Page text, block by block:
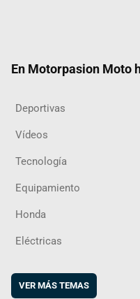
En Motorpasion Moto
Deportivas
Vídeos
Tecnología
Equipamiento
Honda
Eléctricas
VER MÁS TEMAS